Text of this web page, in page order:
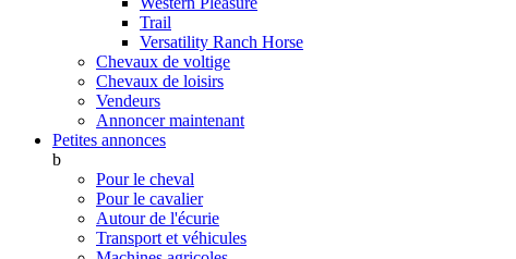
Trail
Versatility Ranch Horse
Chevaux de voltige
Chevaux de loisirs
Vendeurs
Annoncer maintenant
Petites annonces
b
Pour le cheval
Pour le cavalier
Autour de l'écurie
Transport et véhicules